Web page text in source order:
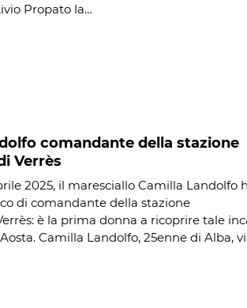
Propato la…
comandante della stazione
Verrès
2025, il maresciallo Camilla Landolfo
di comandante della stazione
è la prima donna a ricoprire tale
Camilla Landolfo, 25enne di Alba,